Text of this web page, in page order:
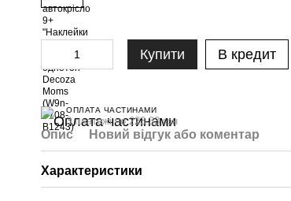
Купити В кредит
ОПЛАТА ЧАСТИНАМИ
3 платежі по 223.33 грн
Опис Новий відгук або коментар
Характеристики